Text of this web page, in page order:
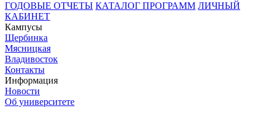
ГОДОВЫЕ ОТЧЕТЫ КАТАЛОГ ПРОГРАММ ЛИЧНЫЙ
КАБИНЕТ
Кампусы
Щербинка
Мясницкая
Владивосток
Контакты
Информация
Новости
Об университете